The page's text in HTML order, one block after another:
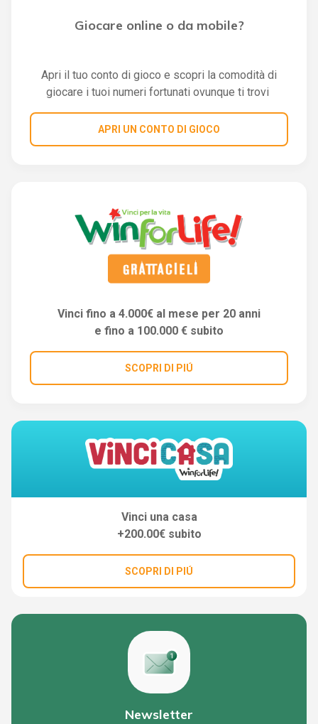
Giocare online o da mobile?
Apri il tuo conto di gioco e scopri la comodità di
giocare i tuoi numeri fortunati ovunque ti trovi
APRI UN CONTO DI GIOCO
Vinci fino a 4.000€ al mese per 20 anni
e fino a 100.000 € subito
SCOPRI DI PIÚ
Vinci una casa
+200.00€ subito
SCOPRI DI PIÚ
Newsletter